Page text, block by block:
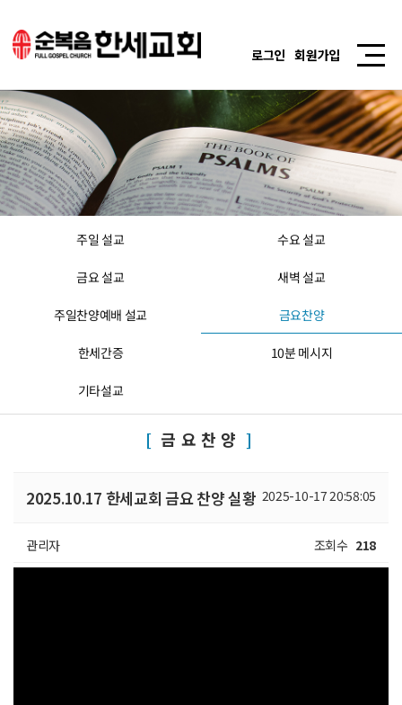
로그인 회원가입
주일 설교 수요 설교
금요 설교 새벽 설교
주일찬양예배 설교 금요찬양
한세간증 10분 메시지
기타설교
금요찬양
2025.10.17 한세교회 금요 찬양 실황 2025-10-17 20:58:05
관리자 조회수 218